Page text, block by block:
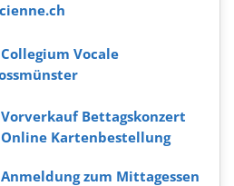
Collegium Vocale
Vorverkauf Bettagskonzert
Online Kartenbestellung
Anmeldung zum Mittagessen